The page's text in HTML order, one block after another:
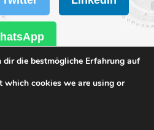
die bestmögliche Erfahrung auf
which cookies we are using or